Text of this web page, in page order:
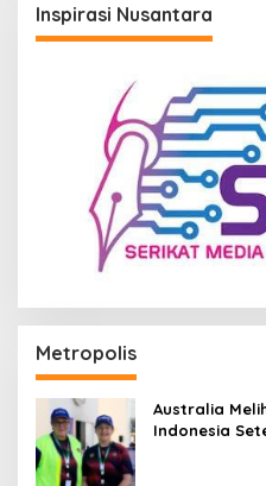
Inspirasi Nusantara
Metropolis
Australia
Indonesia